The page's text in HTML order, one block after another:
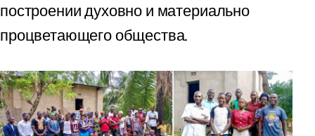
построении духовно и материально
процветающего общества.